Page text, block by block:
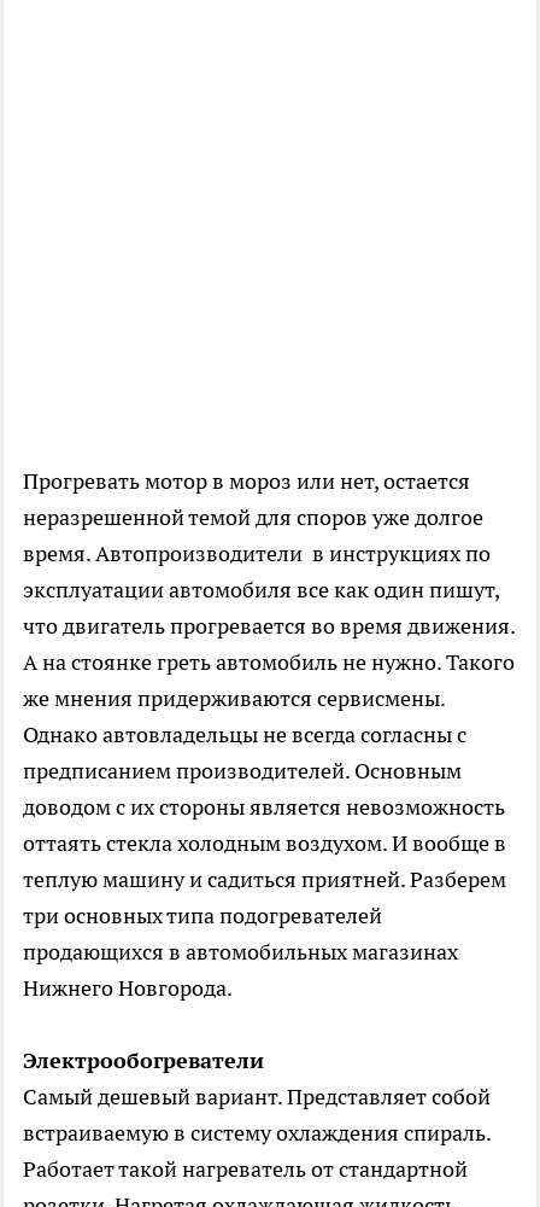
Прогревать мотор в мороз или нет, остается
неразрешенной темой для споров уже долгое
время. Автопроизводители в инструкциях по
эксплуатации автомобиля все как один пишут,
что двигатель прогревается во время движения.
А на стоянке греть автомобиль не нужно. Такого
же мнения придерживаются сервисмены.
Однако автовладельцы не всегда согласны с
предписанием производителей. Основным
доводом с их стороны является невозможность
оттаять стекла холодным воздухом. И вообще в
теплую машину и садиться приятней. Разберем
три основных типа подогревателей
продающихся в автомобильных магазинах
Нижнего Новгорода.
Электрообогреватели
Самый дешевый вариант. Представляет собой
встраиваемую в систему охлаждения спираль.
Работает такой нагреватель от стандартной